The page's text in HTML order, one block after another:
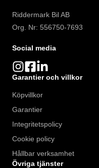
Riddermark Bil AB
Org. Nr: 556750-7693
Social media
Garantier och villkor
Köpvillkor
Garantier
Integritetspolicy
Cookie policy
Hållbar verksamhet
Övriga tjänster